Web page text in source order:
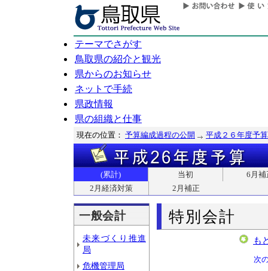
テーマでさがす
鳥取県の紹介と観光
県からのお知らせ
ネットで手続
県政情報
県の組織と仕事
現在の位置： 予算編成過程の公開 平成２６年度予算
(累計) 当初
6月補
2月経済対策
2月補正
一般会計
未来づくり推進
局
危機管理局
特別会計
も
次